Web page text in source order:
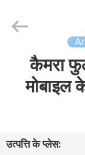
वीडियो
Technology
कैमरा
उत्पत्ति के प्लेस: